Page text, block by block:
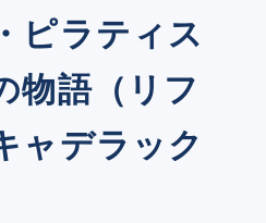
ピラティス
物語（リフ
ャデラック